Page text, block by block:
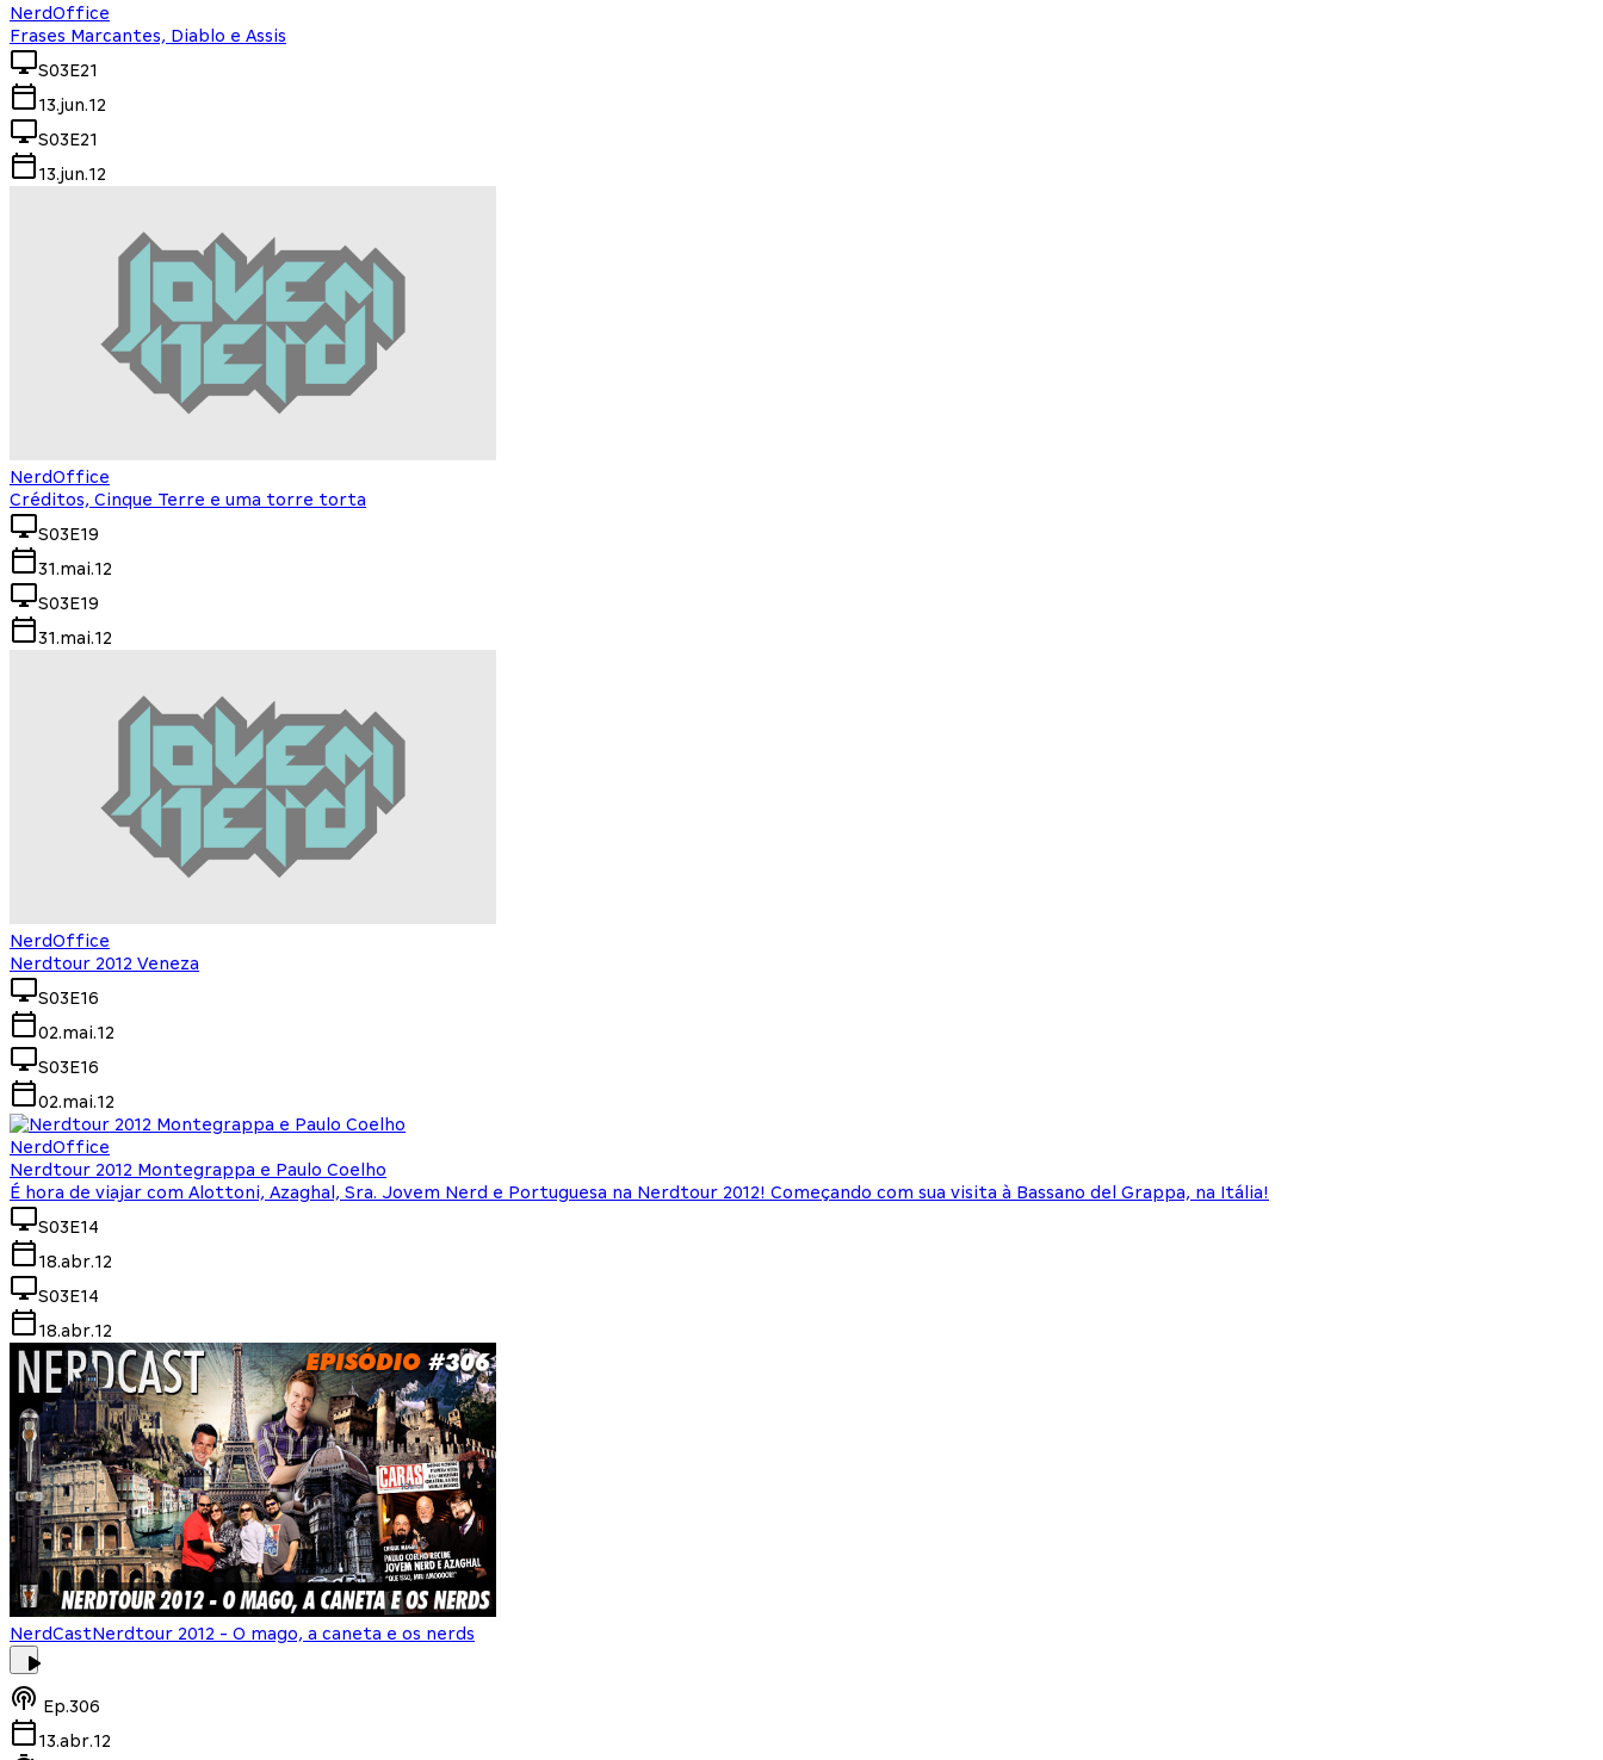
NerdOffice
Frases Marcantes, Diablo e Assis
S03E21
13.jun.12
S03E21
13.jun.12
NerdOffice
Créditos, Cinque Terre e uma torre torta
S03E19
31.mai.12
S03E19
31.mai.12
NerdOffice
Nerdtour 2012 Veneza
S03E16
02.mai.12
S03E16
02.mai.12
NerdOffice
Nerdtour 2012 Montegrappa e Paulo Coelho
É hora de viajar com Alottoni, Azaghal, Sra. Jovem Nerd e Portuguesa na Nerdtour 2012! Começando com sua visita à Bassano del Grappa, na Itália!
S03E14
18.abr.12
S03E14
18.abr.12
NerdCastNerdtour 2012 - O mago, a caneta e os nerds
Ep.306
13.abr.12